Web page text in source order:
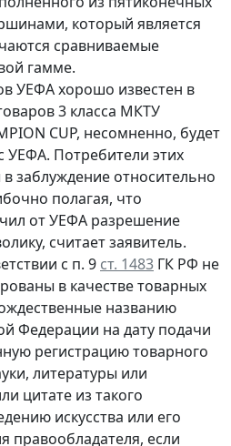
который является
сравниваемые
гамме.
УЕФА хорошо известен в
3 класса МКТУ
CUP, несомненно, будет
УЕФА. Потребители этих
заблуждение относительно
полагая, что
от УЕФА разрешение
считает заявитель.
с п. 9 ст. 1483 ГК РФ не
в качестве товарных
названию
Федерации на дату подачи
регистрацию товарного
литературы или
цитате из такого
искусства или его
правообладателя, если